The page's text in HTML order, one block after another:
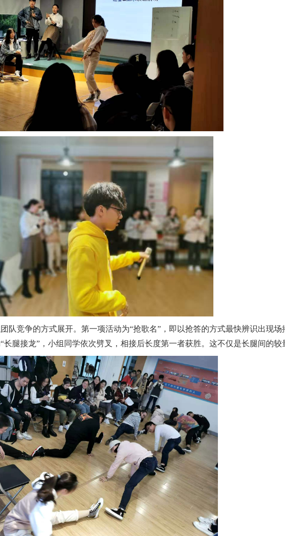
队竞争的方式展开。第一项活动为“抢歌名”，即以抢答的方式最快辨识出现场
腿接龙”，小组同学依次劈叉，相接后长度第一者获胜。这不仅是长腿间的较